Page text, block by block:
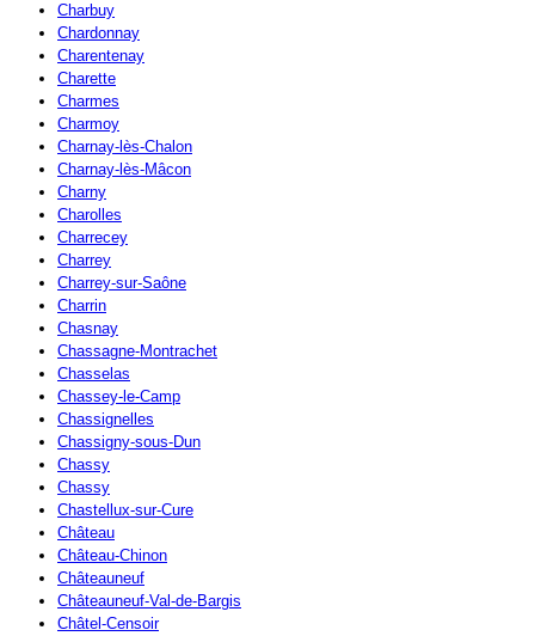
Charbuy
Chardonnay
Charentenay
Charette
Charmes
Charmoy
Charnay-lès-Chalon
Charnay-lès-Mâcon
Charny
Charolles
Charrecey
Charrey
Charrey-sur-Saône
Charrin
Chasnay
Chassagne-Montrachet
Chasselas
Chassey-le-Camp
Chassignelles
Chassigny-sous-Dun
Chassy
Chassy
Chastellux-sur-Cure
Château
Château-Chinon
Châteauneuf
Châteauneuf-Val-de-Bargis
Châtel-Censoir